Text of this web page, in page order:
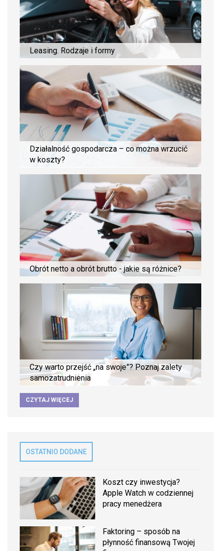
Leasing. Rodzaje i formy
Działalność gospodarcza – co można wrzucić
w koszty?
Obrót netto a obrót brutto - jakie są różnice?
Czy warto przejść „na swoje”? Poznaj zalety
samozatrudnienia
CZYTAJ WIĘCEJ
OSTATNIO DODANE
Koszt czy inwestycja?
Apple Watch w codziennej
pracy menedżera
Faktoring – sposób na
płynność finansową Twojej